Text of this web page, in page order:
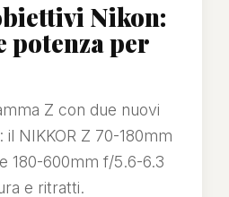
Nikon:
potenza per
Z con due nuovi
NIKKOR Z 70-180mm
180-600mm f/5.6-6.3
e ritratti.